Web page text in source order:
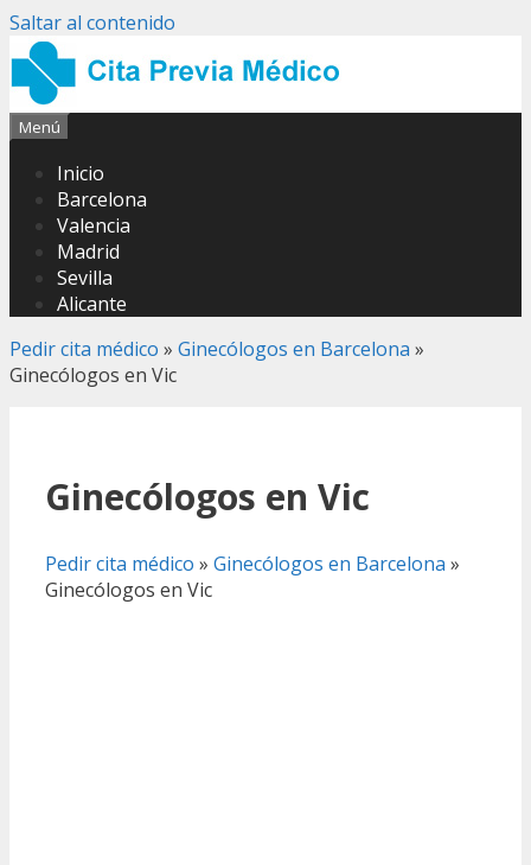
Saltar al contenido
Menú
Inicio
Barcelona
Valencia
Madrid
Sevilla
Alicante
Pedir cita médico » Ginecólogos en Barcelona »
Ginecólogos en Vic
Ginecólogos en Vic
Pedir cita médico » Ginecólogos en Barcelona »
Ginecólogos en Vic